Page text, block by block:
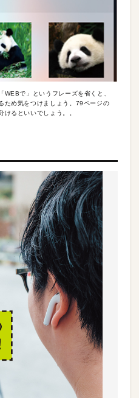
で」というフレーズを省くと、
ため気をつけましょう。79ページの
けるといいでしょう。。